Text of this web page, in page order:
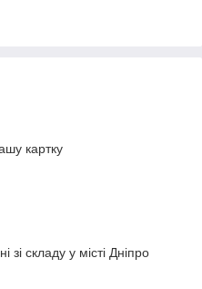
картку
зі складу у місті Дніпро